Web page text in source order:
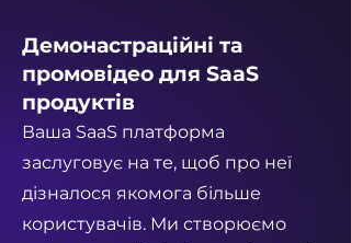
Демонастраційні та
промовідео для SaaS
продуктів
Ваша SaaS платформа
заслуговує на те, щоб про неї
дізналося якомога більше
користувачів. Ми створюємо